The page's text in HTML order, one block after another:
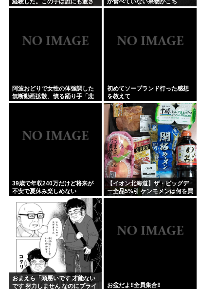
経験した。この子は誰にも渡さ
ない → ずっとこんな様子です…
か食べていない果物がこち
ら…」→「えっ、日本は食べて
阿波おどりで女性の体強調した
無断動画拡散、憤る踊り手「悲
しいし気持ち悪い」…悪質なケ
初めてソープランド行った感想
を教えて
39歳で年収240万だけど将来が
不安で夏休み楽しめない
【イオン北海道】ザ・ビッグデ
ー全品5%引 ケンモメンは何を買
うの？
おまえら「頭悪いです 才能ない
です 努力しません なのにプライ
お盆だよ‼全員集合‼